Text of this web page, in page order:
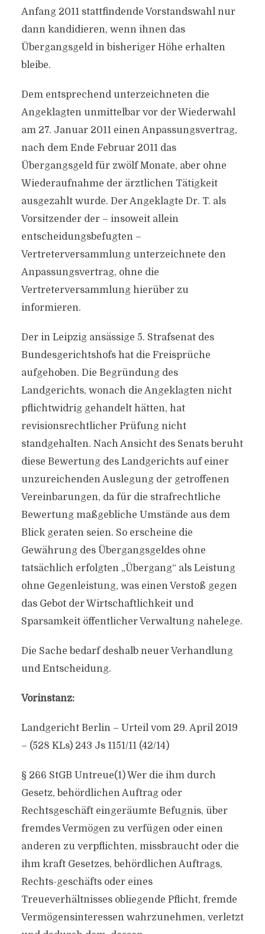
Anfang 2011 stattfindende Vorstandswahl nur
dann kandidieren, wenn ihnen das
Übergangsgeld in bisheriger Höhe erhalten
bleibe.
Dem entsprechend unterzeichneten die
Angeklagten unmittelbar vor der Wiederwahl
am 27. Januar 2011 einen Anpassungsvertrag,
nach dem Ende Februar 2011 das
Übergangsgeld für zwölf Monate, aber ohne
Wiederaufnahme der ärztlichen Tätigkeit
ausgezahlt wurde. Der Angeklagte Dr. T. als
Vorsitzender der – insoweit allein
entscheidungsbefugten –
Vertreterversammlung unterzeichnete den
Anpassungsvertrag, ohne die
Vertreterversammlung hierüber zu
informieren.
Der in Leipzig ansässige 5. Strafsenat des
Bundesgerichtshofs hat die Freisprüche
aufgehoben. Die Begründung des
Landgerichts, wonach die Angeklagten nicht
pflichtwidrig gehandelt hätten, hat
revisionsrechtlicher Prüfung nicht
standgehalten. Nach Ansicht des Senats beruht
diese Bewertung des Landgerichts auf einer
unzureichenden Auslegung der getroffenen
Vereinbarungen, da für die strafrechtliche
Bewertung maßgebliche Umstände aus dem
Blick geraten seien. So erscheine die
Gewährung des Übergangsgeldes ohne
tatsächlich erfolgten „Übergang“ als Leistung
ohne Gegenleistung, was einen Verstoß gegen
das Gebot der Wirtschaftlichkeit und
Sparsamkeit öffentlicher Verwaltung nahelege.
Die Sache bedarf deshalb neuer Verhandlung
und Entscheidung.
Vorinstanz:
Landgericht Berlin – Urteil vom 29. April 2019
– (528 KLs) 243 Js 1151/11 (42/14)
§ 266 StGB Untreue(1) Wer die ihm durch
Gesetz, behördlichen Auftrag oder
Rechtsgeschäft eingeräumte Befugnis, über
fremdes Vermögen zu verfügen oder einen
anderen zu verpflichten, missbraucht oder die
ihm kraft Gesetzes, behördlichen Auftrags,
Rechts-geschäfts oder eines
Treueverhältnisses obliegende Pflicht, fremde
Vermögensinteressen wahrzunehmen, verletzt